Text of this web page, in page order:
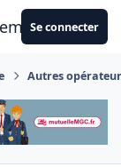
Se connecter
Autres